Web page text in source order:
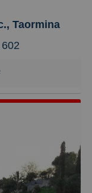
Taormina